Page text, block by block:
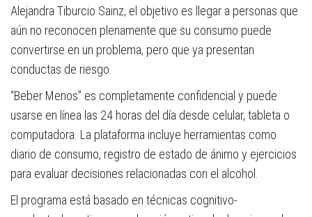
Alejandra Tiburcio Sainz, el objetivo es llegar a personas que
aún no reconocen plenamente que su consumo puede
convertirse en un problema, pero que ya presentan
conductas de riesgo.
“Beber Menos” es completamente confidencial y puede
usarse en línea las 24 horas del día desde celular, tableta o
computadora. La plataforma incluye herramientas como
diario de consumo, registro de estado de ánimo y ejercicios
para evaluar decisiones relacionadas con el alcohol.
El programa está basado en técnicas cognitivo-